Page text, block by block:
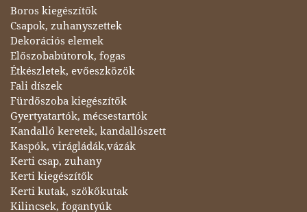
Boros kiegészítők
Csapok, zuhanyszettek
Dekorációs elemek
Előszobabútorok, fogas
Étkészletek, evőeszközök
Fali díszek
Fürdőszoba kiegészítők
Gyertyatartók, mécsestartók
Kandalló keretek, kandallószett
Kaspók, virágládák,vázák
Kerti csap, zuhany
Kerti kiegészítők
Kerti kutak, szökőkutak
Kilincsek, fogantyúk